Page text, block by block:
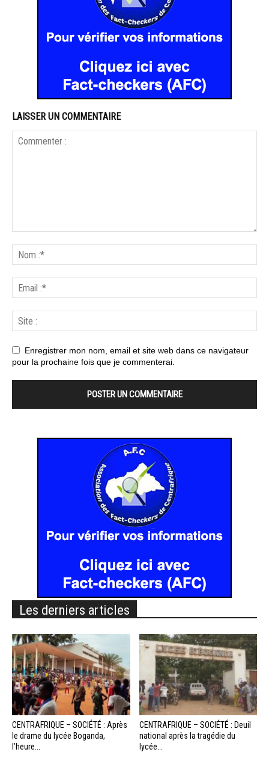
LAISSER UN COMMENTAIRE
Enregistrer mon nom, email et site web dans ce navigateur
pour la prochaine fois que je commenterai.
Les derniers articles
CENTRAFRIQUE – SOCIÉTÉ : Après
le drame du lycée Boganda,
l’heure...
CENTRAFRIQUE – SOCIÉTÉ : Deuil
national après la tragédie du
lycée...